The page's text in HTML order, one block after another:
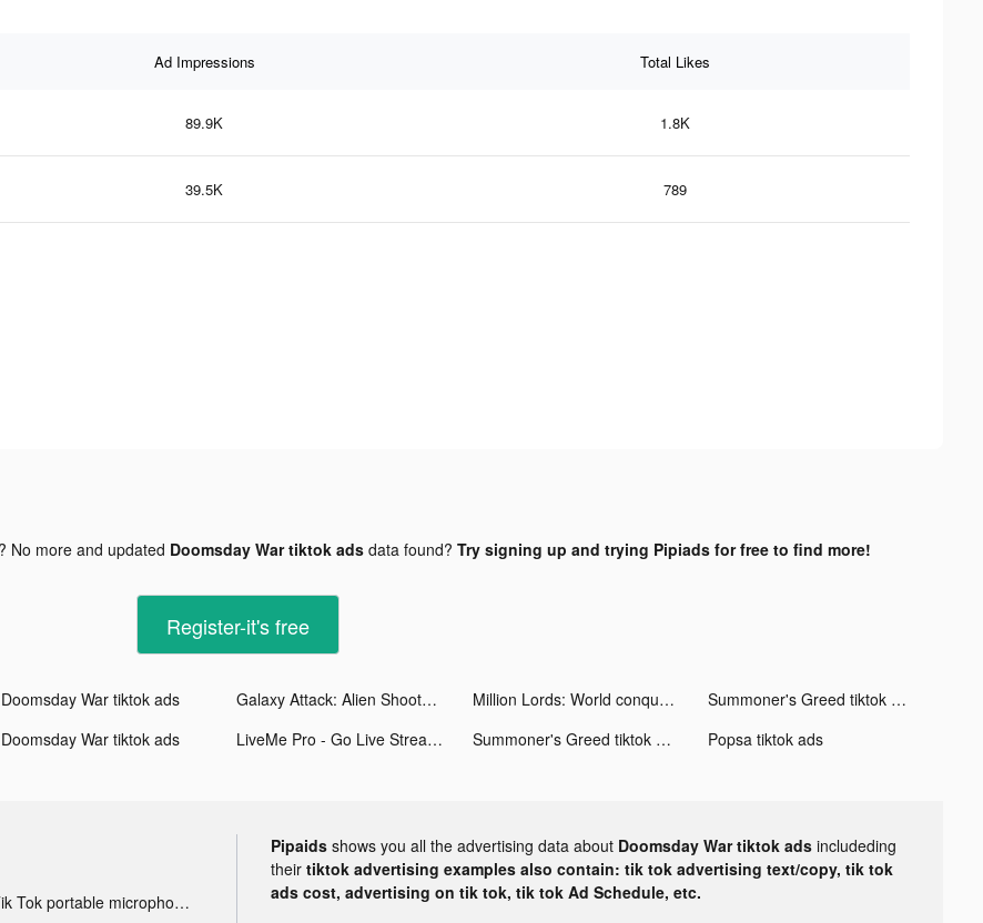
Ad Impressions Total Likes
89.9K 1.8K
39.5K 789
No more and updated Doomsday War tiktok adsdata found? Try signing up and trying Pipiads for free to find more!
Register-it's free
Doomsday War tiktok ads Galaxy Attack: Alien Shooter tiktok ads Million Lords: World conquest tiktok ads
Summoner's Greed tiktok ads
Doomsday War tiktok ads LiveMe Pro - Go Live Stream! tiktok ads Summoner's Greed tiktok ads Popsa tiktok ads
Tik Tok portable microphone advertising
Pipaids shows you all the advertising data about Doomsday War tiktok ads includeding
their tiktok advertising examples also contain: tik tok advertising text/copy, tik tok
ads cost, advertising on tik tok, tik tok Ad Schedule, etc.